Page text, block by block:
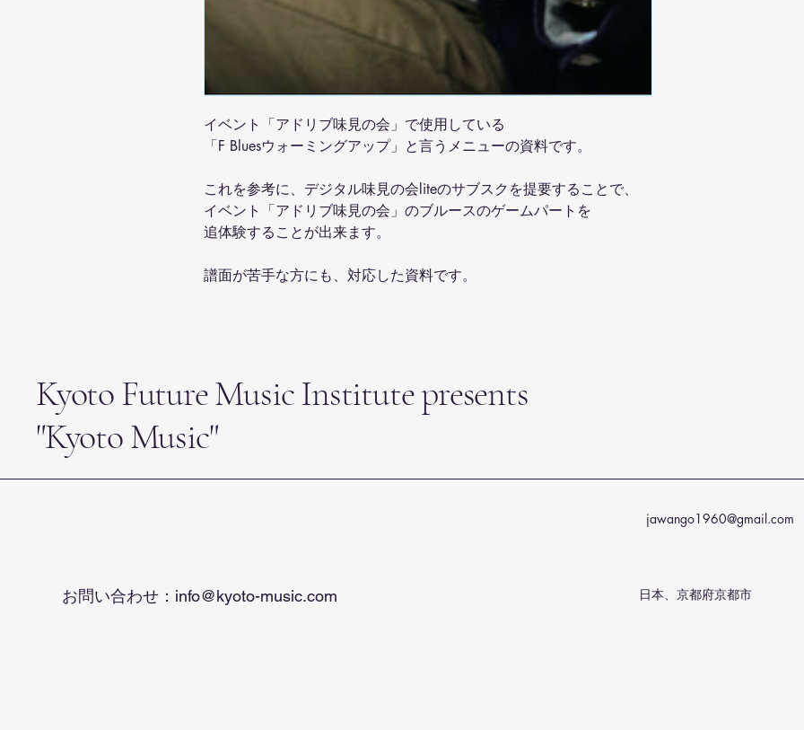
イベント「アドリブ味見の会」で使用している
「F Bluesウォーミングアップ」と言うメニューの資料です。
これを参考に、デジタル味見の会liteのサブスクを提要することで、
イベント「アドリブ味見の会」のブルースのゲームパートを
追体験することが出来ます。
譜面が苦手な方にも、対応した資料です。
Kyoto Future Music Institute presents
"Kyoto Music"
お問い合わせ： info@kyoto-music.com
jawango1960@gmail.com
日本、京都府京都市